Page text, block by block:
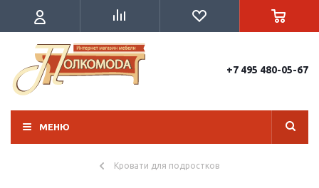
+7 495 480-05-67
МЕНЮ
Кровати для подростков